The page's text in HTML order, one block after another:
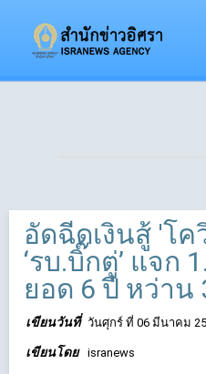
อัดฉีดเงินสู้ 'โค
‘รบ.บิ๊กตู่’ แจก
ยอด 6 ปี หว่าน
เขียนวันที่ วันศุกร์ ที่ 06 มีนาคม
เขียนโดย isranews